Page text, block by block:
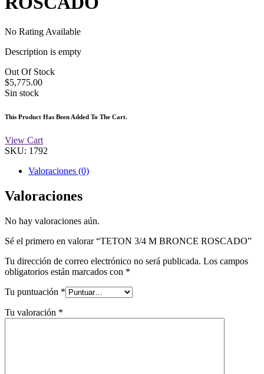
No Rating Available
Description is empty
Out Of Stock
$5,775.00
Sin stock
This Product Has Been Added To The Cart.
View Cart
SKU: 1792
Valoraciones (0)
Valoraciones
No hay valoraciones aún.
Sé el primero en valorar “TETON 3/4 M BRONCE ROSCADO”
Tu dirección de correo electrónico no será publicada. Los campos
obligatorios están marcados con *
Tu puntuación *
Tu valoración *